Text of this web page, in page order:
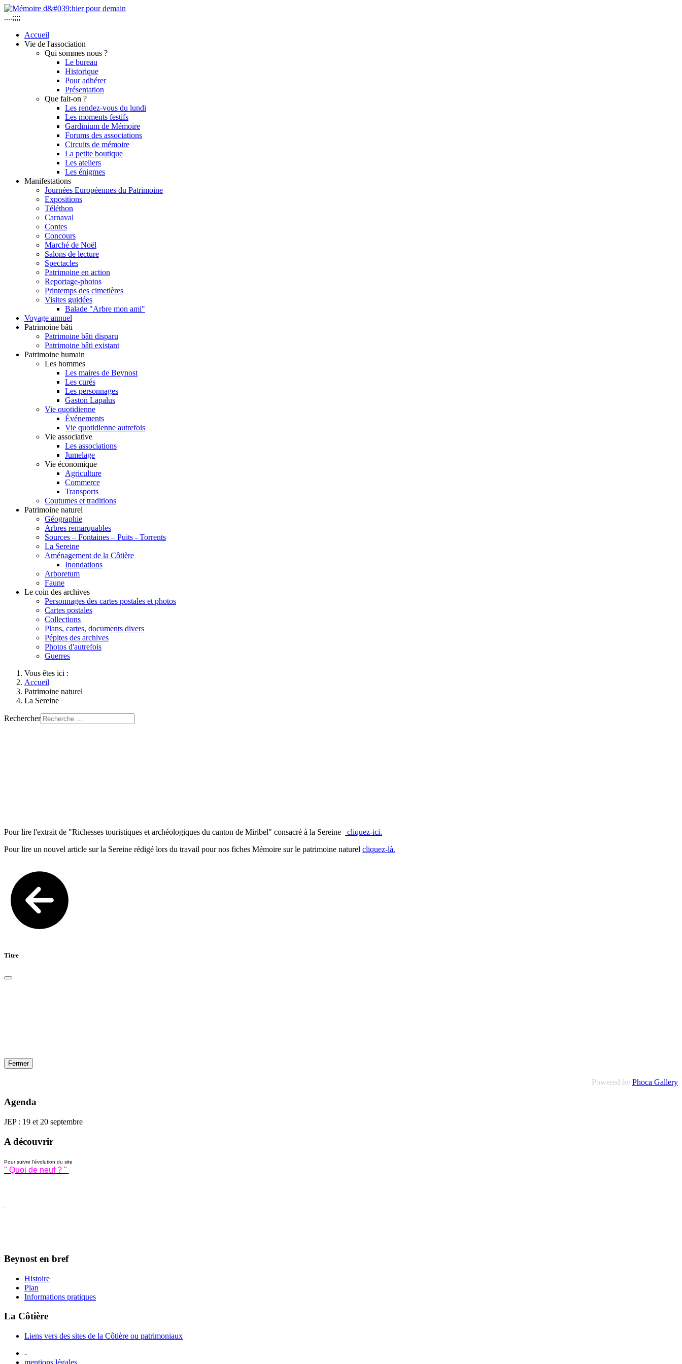
....;;;;
Accueil
Vie de l'association
Qui sommes nous ?
Le bureau
Historique
Pour adhérer
Présentation
Que fait-on ?
Les rendez-vous du lundi
Les moments festifs
Gardinium de Mémoire
Forums des associations
Circuits de mémoire
La petite boutique
Les ateliers
Les énigmes
Manifestations
Journées Européennes du Patrimoine
Expositions
Téléthon
Carnaval
Contes
Concours
Marché de Noël
Salons de lecture
Spectacles
Patrimoine en action
Reportage-photos
Printemps des cimetières
Visites guidées
Balade "Arbre mon ami"
Voyage annuel
Patrimoine bâti
Patrimoine bâti disparu
Patrimoine bâti existant
Patrimoine humain
Les hommes
Les maires de Beynost
Les curés
Les personnages
Gaston Lapalus
Vie quotidienne
Événements
Vie quotidienne autrefois
Vie associative
Les associations
Jumelage
Vie économique
Agriculture
Commerce
Transports
Coutumes et traditions
Patrimoine naturel
Géographie
Arbres remarquables
Sources – Fontaines – Puits - Torrents
La Sereine
Aménagement de la Côtière
Inondations
Arboretum
Faune
Le coin des archives
Personnages des cartes postales et photos
Cartes postales
Collections
Plans, cartes, documents divers
Pépites des archives
Photos d'autrefois
Guerres
Vous êtes ici :
Accueil
Patrimoine naturel
La Sereine
Rechercher
Pour lire l'extrait de "Richesses touristiques et archéologiques du canton de Miribel" consacré à la Sereine
cliquez-ici.
Pour lire un nouvel article sur la Sereine rédigé lors du travail pour nos fiches Mémoire sur le patrimoine naturel cliquez-là.
Titre
Fermer
Powered by Phoca Gallery
Agenda
JEP : 19 et 20 septembre
A découvrir
Pour suivre l'évolution du site
" Quoi de neuf ? "
Beynost en bref
Histoire
Plan
Informations pratiques
La Côtière
Liens vers des sites de la Côtière ou patrimoniaux
-
mentions légales